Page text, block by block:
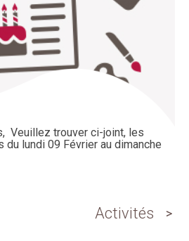
Veuillez trouver ci-joint, les
lundi 09 Février au dimanche
Activités